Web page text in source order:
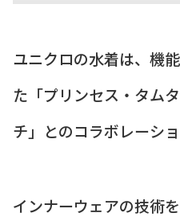
ユニクロの水着は、機
た「プリンセス・タム
チ」とのコラボレーショ
インナーウェアの技術